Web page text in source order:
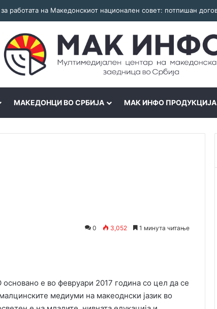
МАКЕДОНЦИ ВО СРБИЈА МАК ИНФО ПРОДУКЦИЈА
0 3,052 1 минута читање
е во февруари 2017 година со цел да се
медиуми на макеоднски јазик во